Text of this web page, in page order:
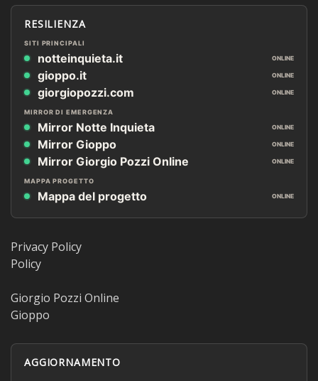
RESILIENZA
SITI PRINCIPALI
notteinquieta.it ONLINE
gioppo.it ONLINE
giorgiopozzi.com ONLINE
MIRROR DI EMERGENZA
Mirror Notte Inquieta ONLINE
Mirror Gioppo ONLINE
Mirror Giorgio Pozzi Online ONLINE
MAPPA PROGETTO
Mappa del progetto ONLINE
Privacy Policy
Policy
Giorgio Pozzi Online
Gioppo
AGGIORNAMENTO